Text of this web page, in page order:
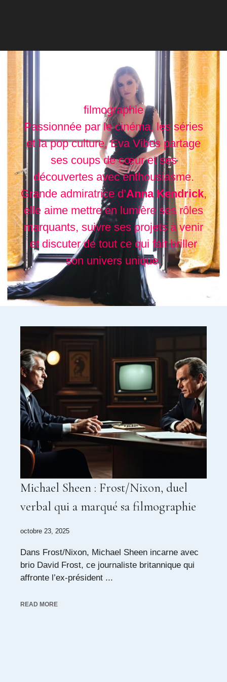
filmographie
Passionnée par le cinéma, les séries
et la pop culture, Eva Vibes partage
ses coups de cœur et ses
découvertes avec enthousiasme.
Grande admiratrice d’Anna Kendrick,
elle aime mettre en lumière ses rôles
marquants, suivre ses projets à venir
et discuter de tout ce qui fait briller
son univers unique.
Michael Sheen : Frost/Nixon, duel
verbal qui a marqué sa filmographie
octobre 23, 2025
Dans Frost/Nixon, Michael Sheen incarne avec
brio David Frost, ce journaliste britannique qui
affronte l’ex-président ...
READ MORE